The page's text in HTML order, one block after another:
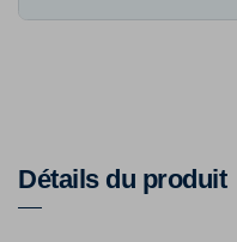
Détails du produit